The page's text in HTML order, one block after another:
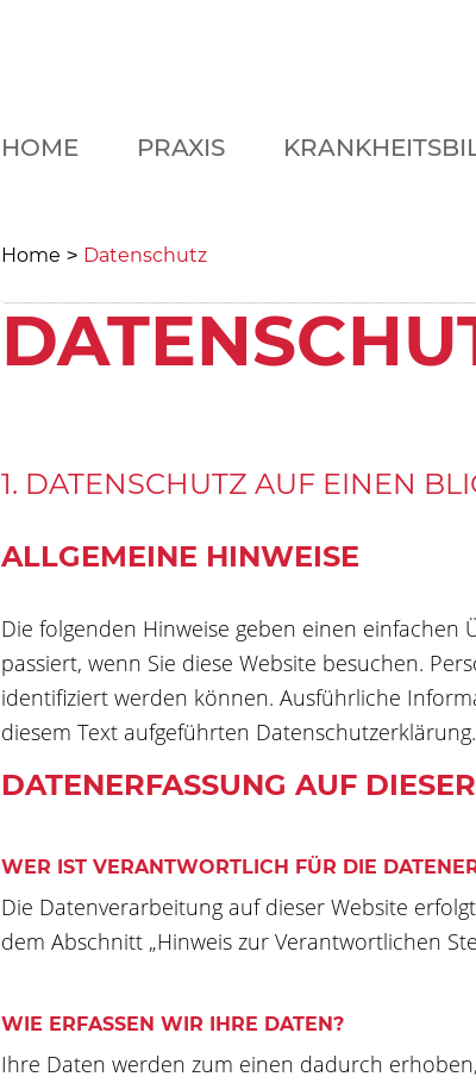
HOME PRAXIS
Home > Datenschutz
1. DATENSCHUTZ AUF EINEN
ALLGEMEINE HINWEISE
Die folgenden Hinweise geben einen
passiert, wenn Sie diese Website besuchen.
identifiziert werden können. Ausführliche
diesem Text aufgeführten Datenschutzerklärung.
DATENERFASSUNG AUF
WER IST VERANTWORTLICH FÜR DIE
Die Datenverarbeitung auf dieser Website
dem Abschnitt „Hinweis zur Verantwortlichen
WIE ERFASSEN WIR IHRE DATEN?
Ihre Daten werden zum einen dadurch